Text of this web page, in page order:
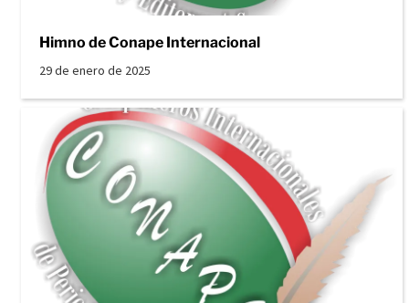
Himno de Conape Internacional
29 de enero de 2025